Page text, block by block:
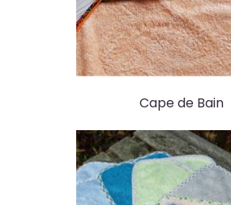
Cape de Bain